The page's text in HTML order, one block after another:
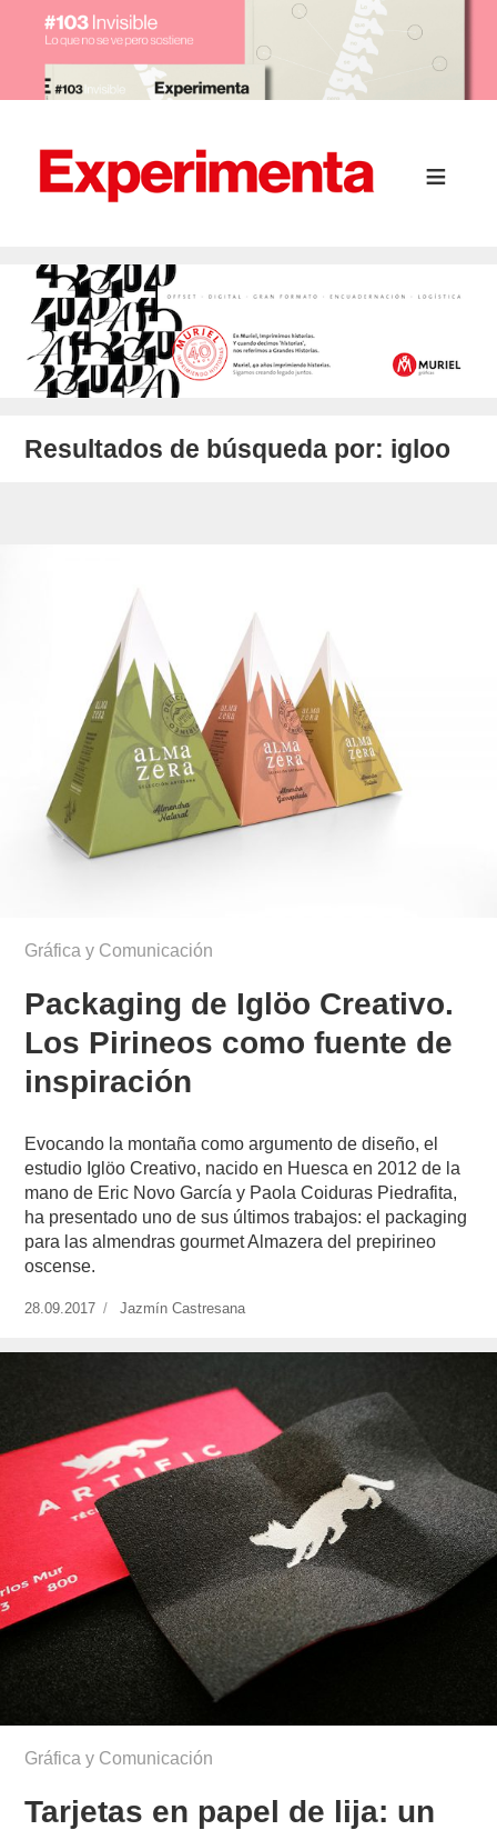
Resultados de búsqueda por: igloo
Gráfica y Comunicación
Packaging de Iglöo Creativo.
Los Pirineos como fuente de
inspiración
Evocando la montaña como argumento de diseño, el
estudio Iglöo Creativo, nacido en Huesca en 2012 de la
mano de Eric Novo García y Paola Coiduras Piedrafita,
ha presentado uno de sus últimos trabajos: el packaging
para las almendras gourmet Almazera del prepirineo
oscense.
Publicado
28.09.2017
https://www.experimenta.es/author/jazmin-
Jazmín Castresana
Gráfica y Comunicación
Tarjetas en papel de lija: un